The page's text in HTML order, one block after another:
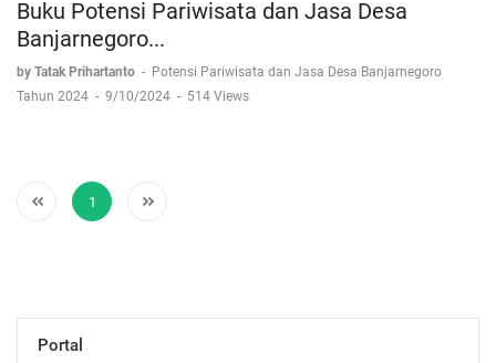
Buku Potensi Pariwisata dan Jasa Desa
Banjarnegoro...
by Tatak Prihartanto - Potensi Pariwisata dan Jasa Desa Banjarnegoro
Tahun 2024 - 9/10/2024 - 514 Views
1
Portal